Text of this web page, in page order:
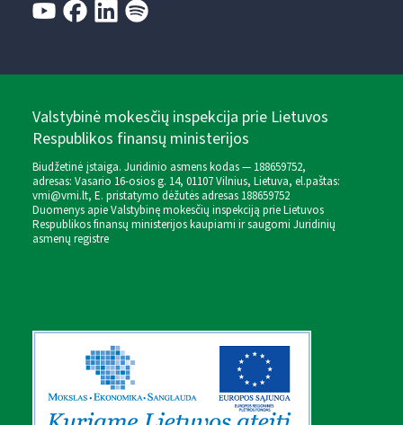
Valstybinė mokesčių inspekcija prie Lietuvos
Respublikos finansų ministerijos
Biudžetinė įstaiga. Juridinio asmens kodas — 188659752,
adresas: Vasario 16-osios g. 14, 01107 Vilnius, Lietuva, el.paštas:
vmi@vmi.lt, E. pristatymo dėžutės adresas 188659752
Duomenys apie Valstybinę mokesčių inspekciją prie Lietuvos
Respublikos finansų ministerijos kaupiami ir saugomi Juridinių
asmenų registre